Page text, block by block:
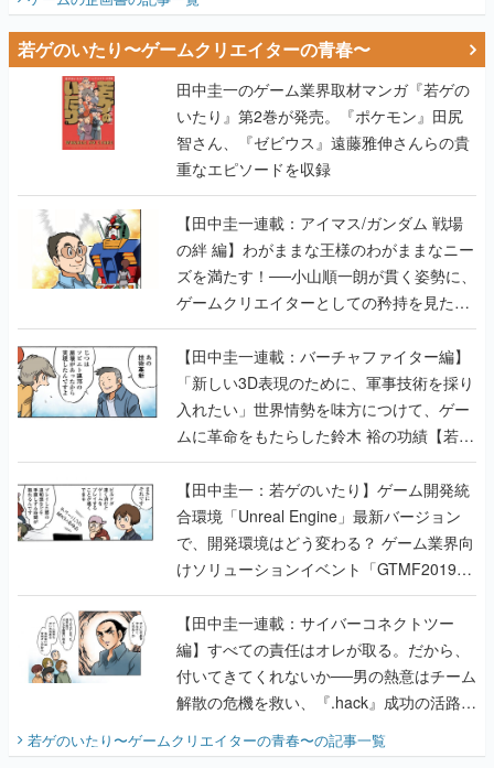
若ゲのいたり〜ゲームクリエイターの青春〜
田中圭一のゲーム業界取材マンガ『若ゲの
いたり』第2巻が発売。『ポケモン』田尻
智さん、『ゼビウス』遠藤雅伸さんらの貴
重なエピソードを収録
【田中圭一連載：アイマス/ガンダム 戦場
の絆 編】わがままな王様のわがままなニー
ズを満たす！──小山順一朗が貫く姿勢に、
ゲームクリエイターとしての矜持を見た
【若ゲのいたり最終回】
【田中圭一連載：バーチャファイター編】
「新しい3D表現のために、軍事技術を採り
入れたい」世界情勢を味方につけて、ゲー
ムに革命をもたらした鈴木 裕の功績【若ゲ
のいたり】
【田中圭一：若ゲのいたり】ゲーム開発統
合環境「Unreal Engine」最新バージョン
で、開発環境はどう変わる？ ゲーム業界向
けソリューションイベント「GTMF2019」
に行って、より理解を深めよう【PR】
【田中圭一連載：サイバーコネクトツー
編】すべての責任はオレが取る。だから、
付いてきてくれないか──男の熱意はチーム
解散の危機を救い、『.hack』成功の活路を
『少年ジャンプ』色だった【若ゲのいた
若ゲのいたり〜ゲームクリエイターの青春〜の記事一覧